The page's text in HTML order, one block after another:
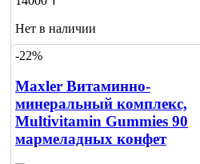
Нет в наличии
Сообщить
-22%
Maxler Витаминно-
минеральный комплекс,
Multivitamin Gummies 90
мармеладных конфет